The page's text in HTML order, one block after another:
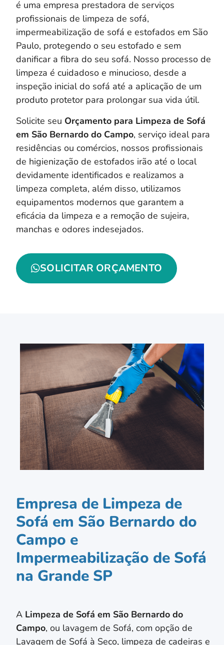
é uma empresa prestadora de serviços
profissionais de limpeza de sofá,
impermeabilização de sofá e estofados em São
Paulo, protegendo o seu estofado e sem
danificar a fibra do seu sofá. Nosso processo de
limpeza é cuidadoso e minucioso, desde a
inspeção inicial do sofá até a aplicação de um
produto protetor para prolongar sua vida útil.
Solicite seu Orçamento para Limpeza de Sofá
em São Bernardo do Campo, serviço ideal para
residências ou comércios, nossos profissionais
de higienização de estofados irão até o local
devidamente identificados e realizamos a
limpeza completa, além disso, utilizamos
equipamentos modernos que garantem a
eficácia da limpeza e a remoção de sujeira,
manchas e odores indesejados.
SOLICITAR ORÇAMENTO
Empresa de Limpeza de
Sofá em São Bernardo do
Campo e
Impermeabilização de Sofá
na Grande SP
A Limpeza de Sofá em São Bernardo do
Campo, ou lavagem de Sofá, com opção de
Lavagem de Sofá à Seco, limpeza de cadeiras e